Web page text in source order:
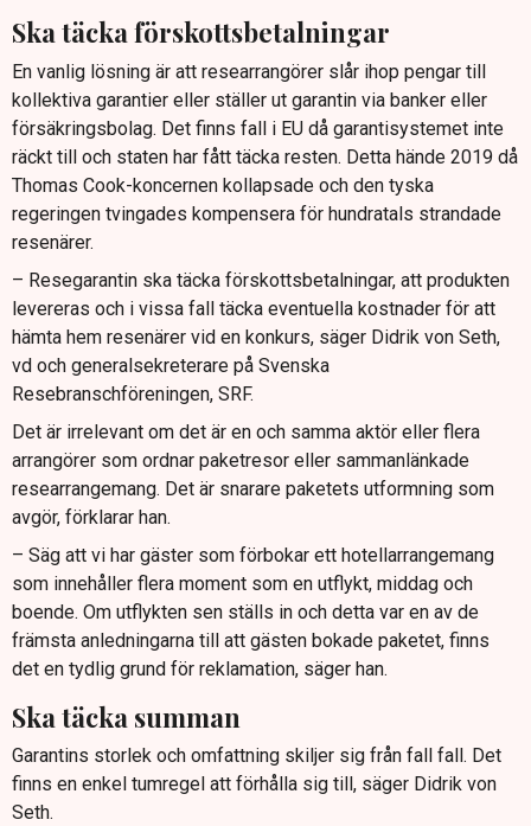
Ska täcka förskottsbetalningar
En vanlig lösning är att researrangörer slår ihop pengar till
kollektiva garantier eller ställer ut garantin via banker eller
försäkringsbolag. Det finns fall i EU då garantisystemet inte
räckt till och staten har fått täcka resten. Detta hände 2019 då
Thomas Cook-koncernen kollapsade och den tyska
regeringen tvingades kompensera för hundratals strandade
resenärer.
– Resegarantin ska täcka förskottsbetalningar, att produkten
levereras och i vissa fall täcka eventuella kostnader för att
hämta hem resenärer vid en konkurs, säger Didrik von Seth,
vd och generalsekreterare på Svenska
Resebranschföreningen, SRF.
Det är irrelevant om det är en och samma aktör eller flera
arrangörer som ordnar paketresor eller sammanlänkade
researrangemang. Det är snarare paketets utformning som
avgör, förklarar han.
– Säg att vi har gäster som förbokar ett hotellarrangemang
som innehåller flera moment som en utflykt, middag och
boende. Om utflykten sen ställs in och detta var en av de
främsta anledningarna till att gästen bokade paketet, finns
det en tydlig grund för reklamation, säger han.
Ska täcka summan
Garantins storlek och omfattning skiljer sig från fall fall. Det
finns en enkel tumregel att förhålla sig till, säger Didrik von
Seth.